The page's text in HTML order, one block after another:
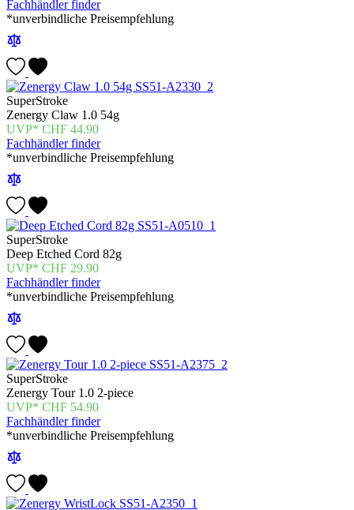
Fachhändler finder
*unverbindliche Preisempfehlung
SuperStroke
Zenergy Claw 1.0 54g
CHF 44.90
Fachhändler finder
*unverbindliche Preisempfehlung
SuperStroke
Deep Etched Cord 82g
CHF 29.90
Fachhändler finder
*unverbindliche Preisempfehlung
SuperStroke
Zenergy Tour 1.0 2-piece
CHF 54.90
Fachhändler finder
*unverbindliche Preisempfehlung